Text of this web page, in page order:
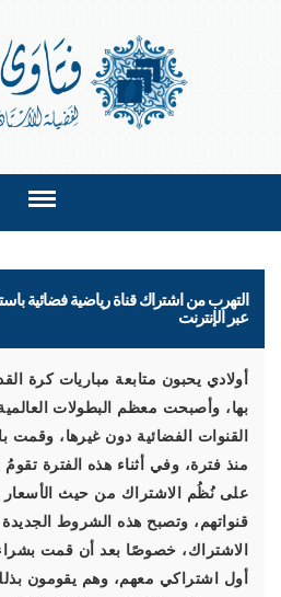
التهرب من اشتراك قناة رياضية فضائية
عبر الإنترنت
أولادي يحبون متابعة مباريات كرة
بها، وأصبحت معظم البطولات
القنوات الفضائية دون غيرها، وقمت
منذ فترة، وفي أثناء هذه الفترة تقومُ
على نُظُم الاشتراك من حيث الأسعار
قنواتهم، وتصبح هذه الشروط الجديدة
الاشتراك، خصوصًا بعد أن قمت
أول اشتراكي معهم، وهم يقومون